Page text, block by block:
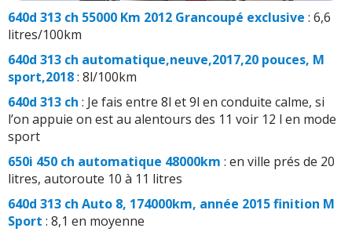
640d 313 ch 55000 Km 2012 Grancoupé exclusive : 6,6
litres/100km
640d 313 ch automatique,neuve,2017,20 pouces, M
sport,2018: 8l/100km
640d 313 ch : Je fais entre 8l et 9l en conduite calme, si
l’on appuie on est au alentours des 11 voir 12 l en mode
sport
650i 450 ch automatique 48000km : en ville prés de 20
litres, autoroute 10 à 11 litres
640d 313 ch Auto 8, 174000km, année 2015 finition M
Sport : 8,1 en moyenne